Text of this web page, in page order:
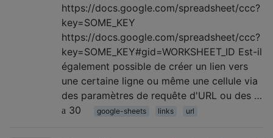
https://docs.google.com/spreadsheet/ccc?
key=SOME_KEY
https://docs.google.com/spreadsheet/ccc?
key=SOME_KEY#gid=WORKSHEET_ID Est-il
également possible de créer un lien vers
une certaine ligne ou même une cellule via
des paramètres de requête d'URL ou des …
30
google-sheets links url